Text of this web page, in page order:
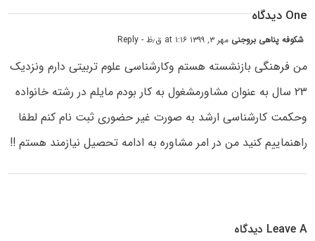
One دیدگاه
شکوفه پناهی بروجنی مهر ۳, ۱۳۹۹ at ۱:۱۶ ق٫ظ - Reply
من فرهنگی بازنشسته هستم وکارشناسی علوم تربیتی دارم ونزدیک
۲۳ سال به عنوان مشاورمشغول به کار بودم مایلم در رشته خانواده
وحکمت کارشناسی ارشد به صورت غیر حضوری ثبت نام کنم لطفا
راهنماییم کنید من در امر مشاوره به ادامه تحصیل نیازمند هستم !!
Leave A دیدگاه